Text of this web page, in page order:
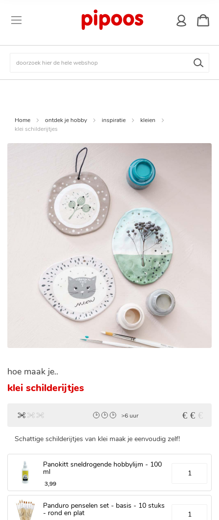
Zoek
Home ontdek je hobby inspiratie
kleien
klei schilderijtjes
hoe maak je..
klei schilderijtjes
>6 uur
Schattige schilderijtjes van klei maak je eenvoudig zelf!
Panokitt sneldrogende hobbylijm - 100
ml
3,99
Panduro penselen set - basis - 10 stuks
- rond en plat